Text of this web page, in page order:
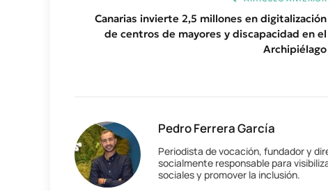
Canarias invierte 2,5 millones en digitalización
de centros de mayores y discapacidad en el
Archipiélago
Pedro Ferrera García
Periodista de vocación, fundador y
socialmente responsable para
sociales y promover la inclusión.